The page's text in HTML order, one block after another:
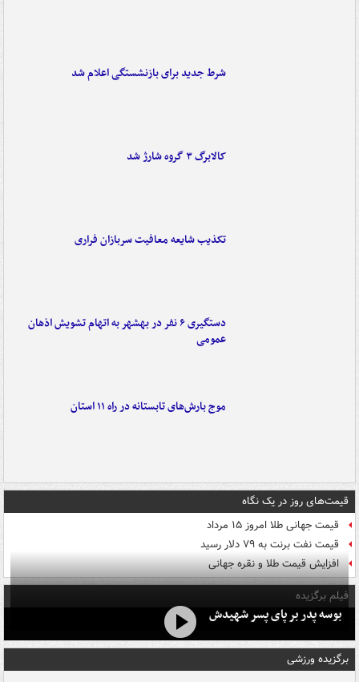
شرط جدید برای بازنشستگی اعلام شد
کالابرگ ۳ گروه شارژ شد
تکذیب شایعه معافیت سربازان فراری
دستگیری ۶ نفر در بهشهر به اتهام تشویش اذهان
عمومی
موج بارش‌های تابستانه در راه ۱۱ استان
قیمت‌های روز در یک نگاه
قیمت جهانی طلا امروز ۱۵ مرداد
قیمت نفت برنت به ۷۹ دلار رسید
افزایش قیمت طلا و نقره جهانی
فیلم برگزیده
بوسه‌ پدر بر پای پسر شهیدش
برگزیده ورزشی